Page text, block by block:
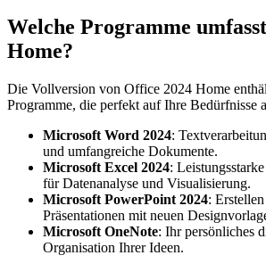
Welche Programme
Home?
Die Vollversion von Office 2024 Home
Programme, die perfekt auf Ihre Bedürfnisse
Microsoft Word 2024:
und umfangreiche Dokumente.
Microsoft Excel 2024:
für Datenanalyse und Visualisierung.
Microsoft PowerPoint 2024:
Präsentationen mit neuen
Microsoft OneNote: Ihr persönliches
Organisation Ihrer Ideen.